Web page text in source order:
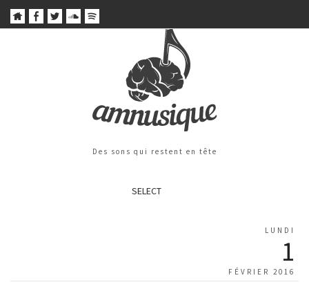
Des sons qui restent en tête
SELECT
LUNDI
1
FÉVRIER 2016